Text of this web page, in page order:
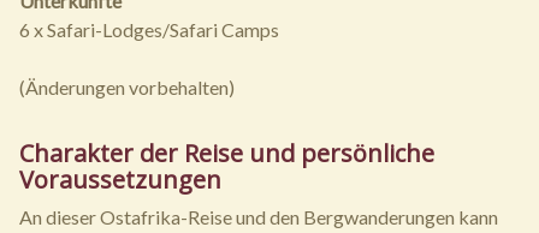
6 x Safari-Lodges/Safari Camps
(Änderungen vorbehalten)
Charakter der Reise und persönliche
Voraussetzungen
An dieser Ostafrika-Reise und den Bergwanderungen kann